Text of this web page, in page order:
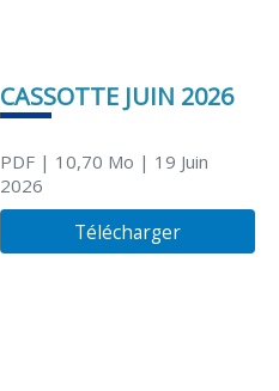
CASSOTTE JUIN 2026
PDF| 10,70 Mo | 19 Juin
2026
Télécharger